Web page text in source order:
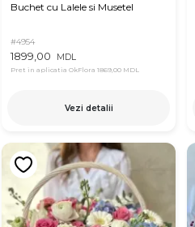
Buchet cu Lalele si Musetel
#4954
1899,00 MDL
Pret in aplicatia OkFlora 1869,00 MDL
Vezi detalii